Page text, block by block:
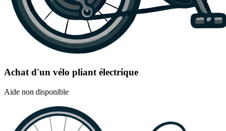
Achat d'un vélo pliant électrique
Aide non disponible